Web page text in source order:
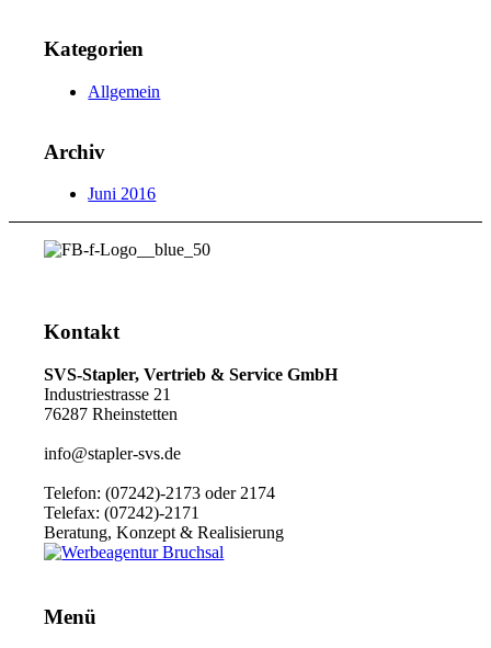
Kategorien
Allgemein
Archiv
Juni 2016
Kontakt
SVS-Stapler, Vertrieb & Service GmbH
Industriestrasse 21
76287 Rheinstetten
info@stapler-svs.de
Telefon: (07242)-2173 oder 2174
Telefax: (07242)-2171
Beratung, Konzept & Realisierung
Menü